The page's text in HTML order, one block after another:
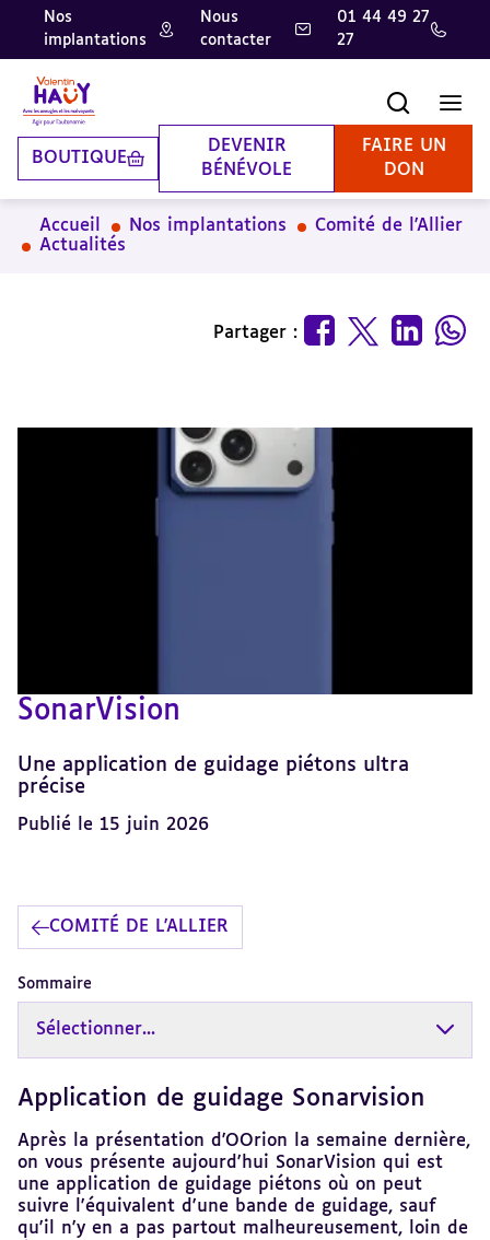
Aller
contenu
principal
Aller
pied
de
page
Aller
la
recherche
Nos
implantations
Nous
contacter
01 44 49 27
27
BOUTIQUE
DEVENIR
BÉNÉVOLE
FAIRE UN
DON
Accueil Nos implantations
Comité de l'Allier
Actualités
Partager :
SonarVision
Une application de guidage piétons ultra
précise
Publié le 15 juin 2026
COMITÉ DE L'ALLIER
Sommaire
Sélectionner...
Application de guidage Sonarvision
Après la présentation d'OOrion la semaine dernière,
on vous présente aujourd'hui SonarVision qui est
une application de guidage piétons où on peut
suivre l'équivalent d'une bande de guidage, sauf
qu'il n'y en a pas partout malheureusement, loin de
Revenir
au
sommaire